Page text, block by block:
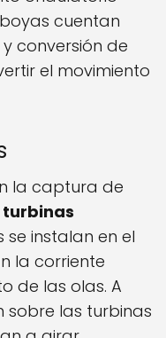
cuentan
conversión de
el movimiento
la captura de
turbinas
se instalan en el
la corriente
de las olas. A
sobre las turbinas